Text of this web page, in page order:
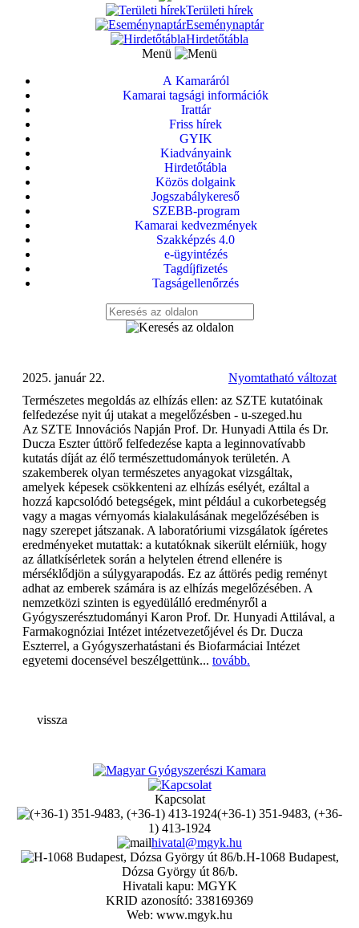
Területi hírek
Eseménynaptár
Hirdetőtábla
Menü
A Kamaráról
Kamarai tagsági információk
Irattár
Friss hírek
GYIK
Kiadványaink
Hirdetőtábla
Közös dolgaink
Jogszabálykereső
SZEBB-program
Kamarai kedvezmények
Szakképzés 4.0
e-ügyintézés
Tagdíjfizetés
Tagságellenőrzés
Nyomtatható változat
2025. január 22.
Természetes megoldás az elhízás ellen: az SZTE kutatóinak
felfedezése nyit új utakat a megelőzésben - u-szeged.hu
Az SZTE Innovációs Napján Prof. Dr. Hunyadi Attila és Dr.
Ducza Eszter úttörő felfedezése kapta a leginnovatívabb
kutatás díját az élő természettudományok területén. A
szakemberek olyan természetes anyagokat vizsgáltak,
amelyek képesek csökkenteni az elhízás esélyét, ezáltal a
hozzá kapcsolódó betegségek, mint például a cukorbetegség
vagy a magas vérnyomás kialakulásának megelőzésében is
nagy szerepet játszanak. A laboratóriumi vizsgálatok ígéretes
eredményeket mutattak: a kutatóknak sikerült elérniük, hogy
az állatkísérletek során a helytelen étrend ellenére is
mérséklődjön a súlygyarapodás. Ez az áttörés pedig reményt
adhat az emberek számára is az elhízás megelőzésében. A
nemzetközi szinten is egyedülálló eredményről a
Gyógyszerésztudományi Karon Prof. Dr. Hunyadi Attilával, a
Farmakognóziai Intézet intézetvezetőjével és Dr. Ducza
Eszterrel, a Gyógyszerhatástani és Biofarmáciai Intézet
egyetemi docensével beszélgettünk... tovább.
vissza
Kapcsolat
(+36-1) 351-9483, (+36-
1) 413-1924
hivatal@mgyk.hu
H-1068 Budapest,
Dózsa György út 86/b.
Hivatali kapu: MGYK
KRID azonosító: 338169369
Web: www.mgyk.hu